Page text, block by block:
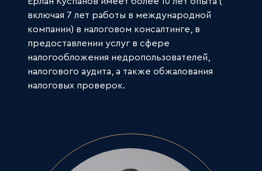
включая 7 лет работы в международной
компании) в налоговом консалтинге, в
предоставлении услуг в сфере
налогообложения недропользователей,
налогового аудита, а также обжалования
налоговых проверок.